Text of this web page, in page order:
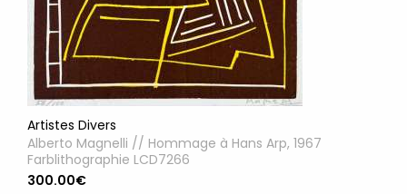
Artistes Divers
Alberto Magnelli // Hommage à Hans Arp, 1967
Farblithographie LCD7266
300.00€